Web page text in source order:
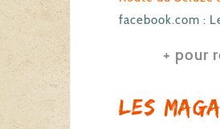
facebook.com :
+ pour
Les